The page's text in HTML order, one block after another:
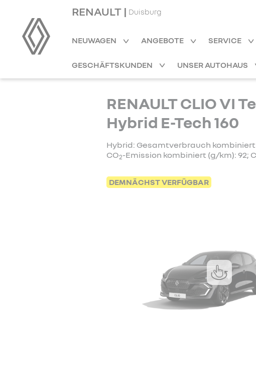
RENAULT | Duisburg
NEUWAGEN ANGEBOTE SERVICE
GESCHÄFTSKUNDEN UNSER AUTOHAUS
RENAULT CLIO VI
Hybrid E-Tech 160
Hybrid: Gesamtverbrauch kombiniert
CO2-Emission kombiniert (g/km): 92;
DEMNÄCHST VERFÜGBAR